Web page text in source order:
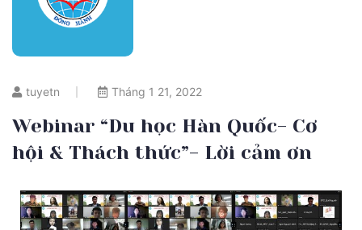
tuyetn Tháng 1 21, 2022
Webinar “Du học Hàn Quốc- Cơ
hội & Thách thức”- Lời cảm ơn